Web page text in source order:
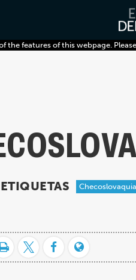
the features of this webpage.
ETIQUETAS Checoslovaquia